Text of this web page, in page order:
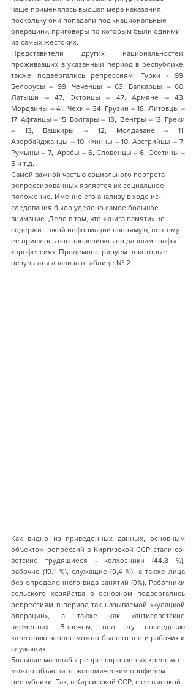
чаще применя­лась высшая мера наказания,
поскольку они попадали под «национальные
операции», приговоры по которым были одними
из самых жестоких.
Представители других национальностей,
проживавших в указанный период в республике,
также подвергались репрессиям: Турки - 99,
Белорусы – 99, Чеченцы – 63, Балкарцы – 60,
Латыши – 47, Эстонцы – 47, Армяне – 43,
Мордвины – 41, Чехи – 34, Грузин – 18, Литовцы –
17, Афганцы – 15, Болгары – 13,  Венгры – 13, Греки
– 13, Башкиры – 12, Молдаване – 11,
Азербайджанцы – 10, Финны – 10, Австрийцы – 7,
Румыны – 7,  Арабы – 6, Словенцы – 6, Осетины –
5 и т.д.
Самой важной частью социального портрета
репрессированных является их социальное
положение. Именно его анализу в ходе ис­
следования было уделено самое большое
внимание. Дело в том, что «книга памяти» не
содержит такой информации напрямую, поэтому
ее пришлось восстанавливать по данным графы
«профессия». Про­демонстрируем некоторые
результаты анализа в таблице № 2.
Как видно из приведенных данных, основным
объектом репрессий в Киргизской ССР стали со­
ветские трудящиеся - колхозники (44.8 %),
рабочие (19.1 %), служащие (9,4 %), а также лица
без определенного вида занятий (9%). Работники
сельского хозяйства в основном подвергались
репрессиям в период так называемой «кулацкой
операции», а также как «антисоветские
элементы». Впрочем, под эту последнюю
категорию вполне можно было отнести рабочих и
служащих.
Большие масштабы репрессированных крестьян
можно объяснить экономическим профилем
республики. Так, в Киргизской ССР, с ее высокой